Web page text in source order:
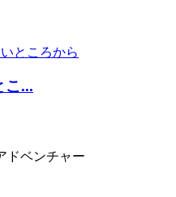
こ...
ドベンチャー